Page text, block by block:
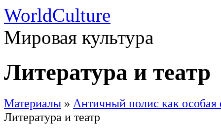
WorldCulture
Мировая культура
Литература и театр
Материалы » Античный полис как
Литература и театр